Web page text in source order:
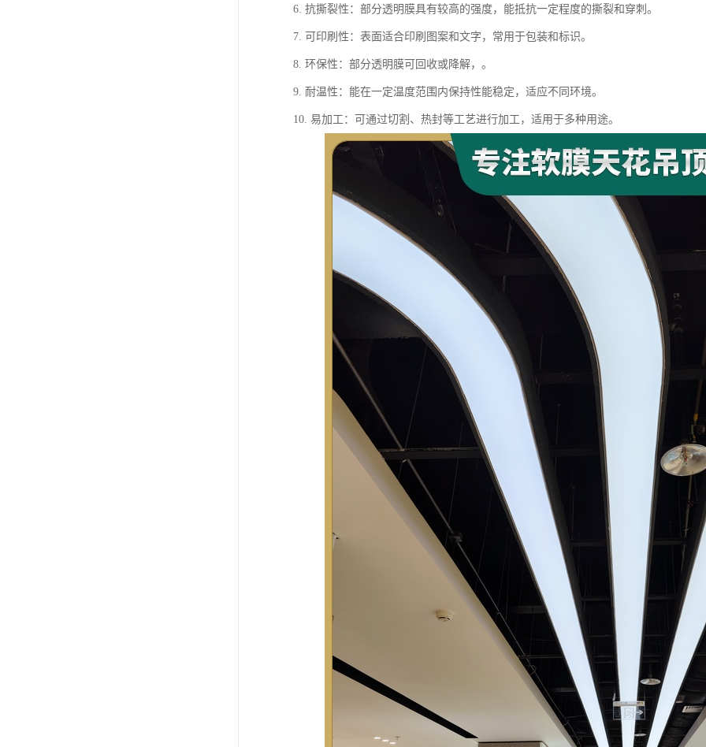
6. 抗撕裂性：部分透明膜具有较高的强度，能抵抗一定程度的撕裂和穿刺。
7. 可印刷性：表面适合印刷图案和文字，常用于包装和标识。
8. 环保性：部分透明膜可回收或降解，。
9. 耐温性：能在一定温度范围内保持性能稳定，适应不同环境。
10. 易加工：可通过切割、热封等工艺进行加工，适用于多种用途。